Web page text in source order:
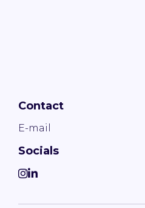
Contact
E-mail
Socials